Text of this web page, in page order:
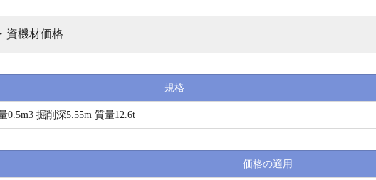
資機材価格
規格
0.5m3 掘削深5.55m 質量12.6t
価格の適用